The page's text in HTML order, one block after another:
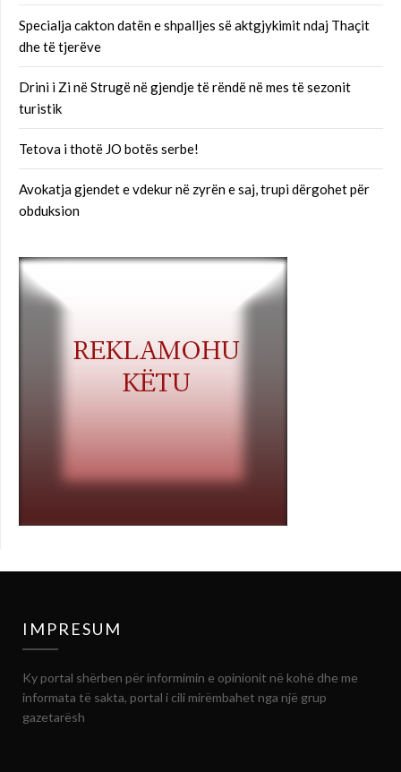
Specialja cakton datën e shpalljes së aktgjykimit ndaj Thaçit
dhe të tjerëve
Drini i Zi në Strugë në gjendje të rëndë në mes të sezonit
turistik
Tetova i thotë JO botës serbe!
Avokatja gjendet e vdekur në zyrën e saj, trupi dërgohet për
obduksion
IMPRESUM
Ky portal shërben për informimin e opinionit në kohë dhe me
informata të sakta, portal i cili mirëmbahet nga një grup
gazetarësh